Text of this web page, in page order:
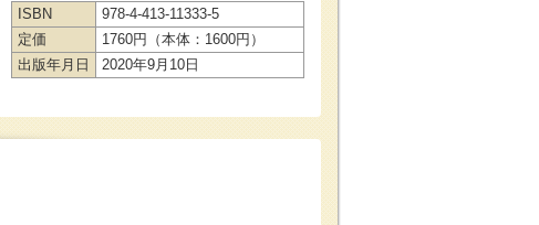
ISBN
978-4-413-11333-5
定価
1760円（本体：1600円）
出版年月日
2020年9月10日